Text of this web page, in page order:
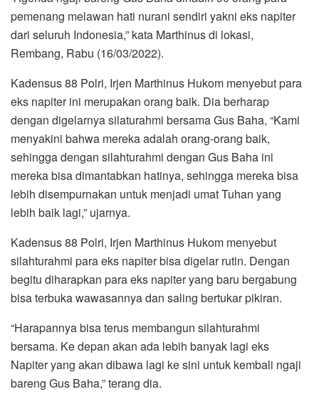
pemenang melawan hati nurani sendiri yakni eks napiter
dari seluruh Indonesia,” kata Marthinus di lokasi,
Rembang, Rabu (16/03/2022).
Kadensus 88 Polri, Irjen Marthinus Hukom menyebut para
eks napiter ini merupakan orang baik. Dia berharap
dengan digelarnya silaturahmi bersama Gus Baha, “Kami
menyakini bahwa mereka adalah orang-orang baik,
sehingga dengan silahturahmi dengan Gus Baha ini
mereka bisa dimantabkan hatinya, sehingga mereka bisa
lebih disempurnakan untuk menjadi umat Tuhan yang
lebih baik lagi,” ujarnya.
Kadensus 88 Polri, Irjen Marthinus Hukom menyebut
silahturahmi para eks napiter bisa digelar rutin. Dengan
begitu diharapkan para eks napiter yang baru bergabung
bisa terbuka wawasannya dan saling bertukar pikiran.
“Harapannya bisa terus membangun silahturahmi
bersama. Ke depan akan ada lebih banyak lagi eks
Napiter yang akan dibawa lagi ke sini untuk kembali ngaji
bareng Gus Baha,” terang dia.